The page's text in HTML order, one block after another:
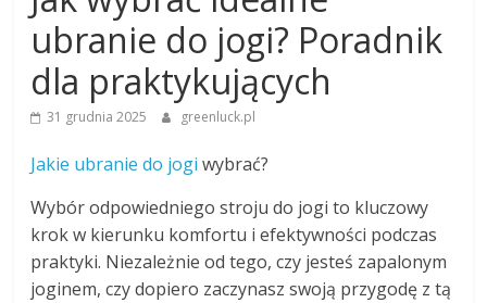
ubranie do jogi? Poradnik
dla praktykujących
31 grudnia 2025 greenluck.pl
Jakie ubranie do jogi wybrać?
Wybór odpowiedniego stroju do jogi to kluczowy
krok w kierunku komfortu i efektywności podczas
praktyki. Niezależnie od tego, czy jesteś zapalonym
joginem, czy dopiero zaczynasz swoją przygodę z tą